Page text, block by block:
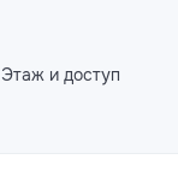
Этаж и доступ